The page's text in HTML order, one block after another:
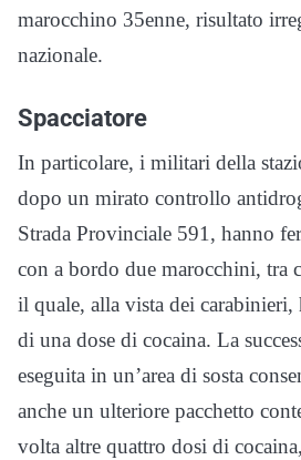
marocchino 35enne, risultato
nazionale.
Spacciatore
In particolare, i militari della
dopo un mirato controllo
Strada Provinciale 591, hanno
con a bordo due marocchini, tra
il quale, alla vista dei carabinieri,
di una dose di cocaina. La
eseguita in un’area di sosta
anche un ulteriore pacchetto
volta altre quattro dosi di cocaina,